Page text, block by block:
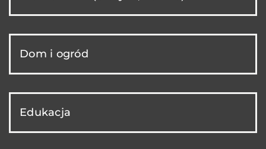
Dom i ogród
Edukacja